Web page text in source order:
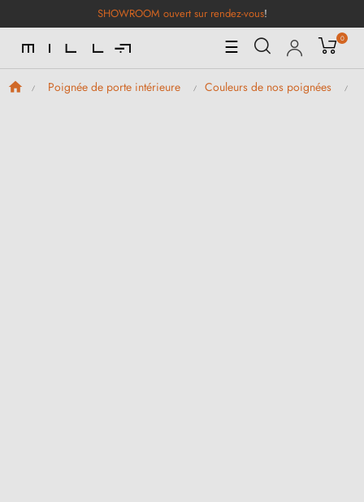
SHOWROOM ouvert sur rendez-vous!
Basculer
la
navigation
☰ 0
Poignée de porte intérieure Couleurs de nos poignées